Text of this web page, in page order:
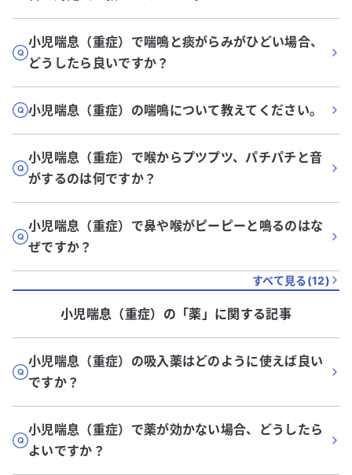
小児喘息（重症）で喘鳴と痰がらみがひどい場合、
どうしたら良いですか？
小児喘息（重症）の喘鳴について教えてください。
小児喘息（重症）で喉からプツプツ、パチパチと音
がするのは何ですか？
小児喘息（重症）で鼻や喉がピーピーと鳴るのはな
ぜですか？
すべて見る(12)
小児喘息（重症） の「薬 」に関する記事
小児喘息（重症）の吸入薬はどのように使えば良い
ですか？
小児喘息（重症）で薬が効かない場合、どうしたら
よいですか？